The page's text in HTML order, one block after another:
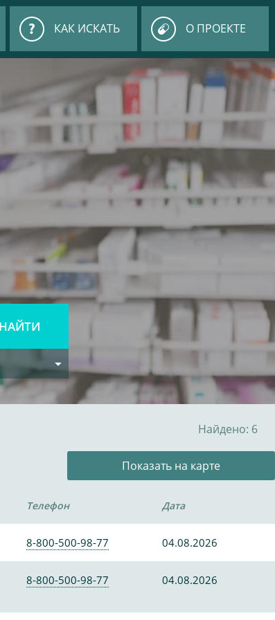
КАК ИСКАТЬ О ПРОЕКТЕ
Найдено: 6
Показать на карте
Телефон Дата
8-800-500-98-77 04.08.2026
8-800-500-98-77 04.08.2026